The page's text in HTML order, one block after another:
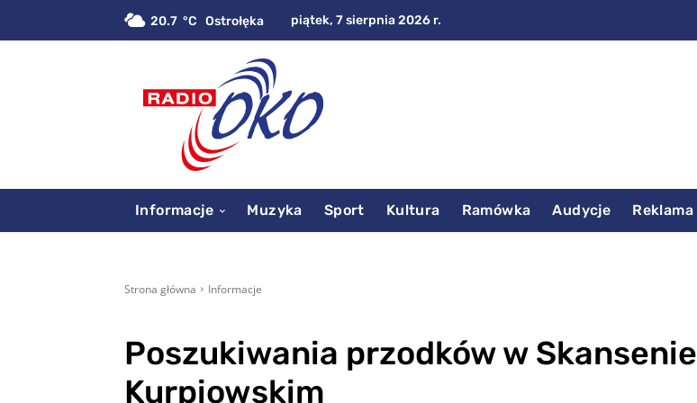
20.7 C Ostrołęka piątek, 7 sierpnia 2026 r.
Informacje Muzyka Sport Kultura Ramówka Audycje Reklama
Strona główna Informacje
Poszukiwania przodków w Skansenie
Kurpiowskim